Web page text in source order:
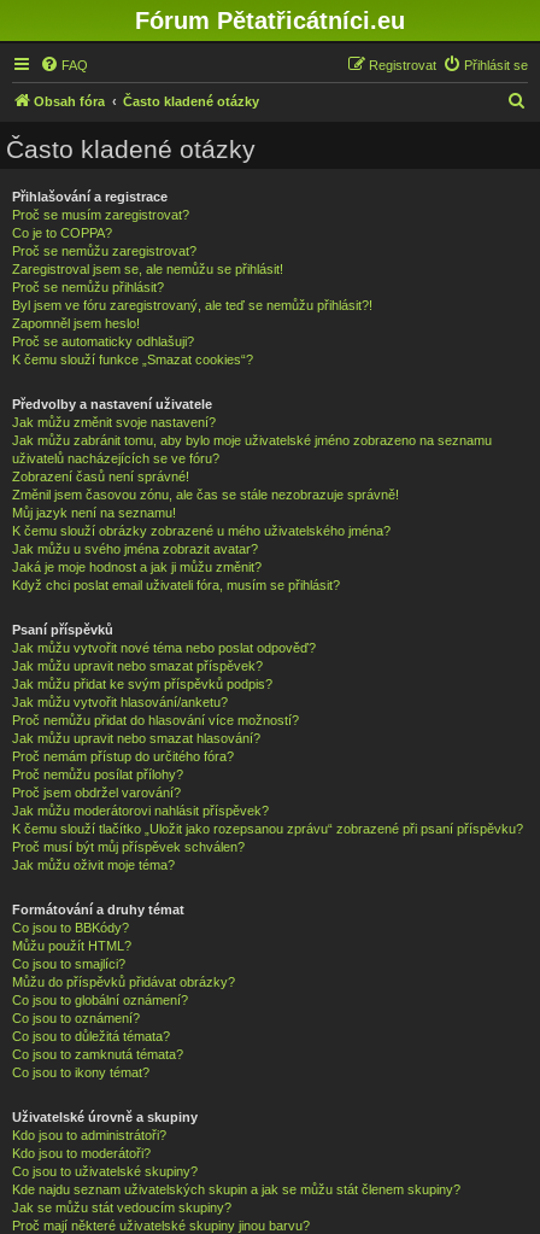
Fórum Pětatřicátníci.eu
FAQ Přihlásit se
Registrovat
Obsah fóra Často kladené otázky
Často kladené otázky
Přihlašování a registrace
Proč se musím zaregistrovat?
Co je to COPPA?
Proč se nemůžu zaregistrovat?
Zaregistroval jsem se, ale nemůžu se přihlásit!
Proč se nemůžu přihlásit?
Byl jsem ve fóru zaregistrovaný, ale teď se nemůžu přihlásit?!
Zapomněl jsem heslo!
Proč se automaticky odhlašuji?
K čemu slouží funkce „Smazat cookies“?
Předvolby a nastavení uživatele
Jak můžu změnit svoje nastavení?
Jak můžu zabránit tomu, aby bylo moje uživatelské jméno zobrazeno na seznamu
uživatelů nacházejících se ve fóru?
Zobrazení časů není správné!
Změnil jsem časovou zónu, ale čas se stále nezobrazuje správně!
Můj jazyk není na seznamu!
K čemu slouží obrázky zobrazené u mého uživatelského jména?
Jak můžu u svého jména zobrazit avatar?
Jaká je moje hodnost a jak ji můžu změnit?
Když chci poslat email uživateli fóra, musím se přihlásit?
Psaní příspěvků
Jak můžu vytvořit nové téma nebo poslat odpověď?
Jak můžu upravit nebo smazat příspěvek?
Jak můžu přidat ke svým příspěvků podpis?
Jak můžu vytvořit hlasování/anketu?
Proč nemůžu přidat do hlasování více možností?
Jak můžu upravit nebo smazat hlasování?
Proč nemám přístup do určitého fóra?
Proč nemůžu posílat přílohy?
Proč jsem obdržel varování?
Jak můžu moderátorovi nahlásit příspěvek?
K čemu slouží tlačítko „Uložit jako rozepsanou zprávu“ zobrazené při psaní příspěvku?
Proč musí být můj příspěvek schválen?
Jak můžu oživit moje téma?
Formátování a druhy témat
Co jsou to BBKódy?
Můžu použít HTML?
Co jsou to smajlíci?
Můžu do příspěvků přidávat obrázky?
Co jsou to globální oznámení?
Co jsou to oznámení?
Co jsou to důležitá témata?
Co jsou to zamknutá témata?
Co jsou to ikony témat?
Uživatelské úrovně a skupiny
Kdo jsou to administrátoři?
Kdo jsou to moderátoři?
Co jsou to uživatelské skupiny?
Kde najdu seznam uživatelských skupin a jak se můžu stát členem skupiny?
Jak se můžu stát vedoucím skupiny?
Proč mají některé uživatelské skupiny jinou barvu?